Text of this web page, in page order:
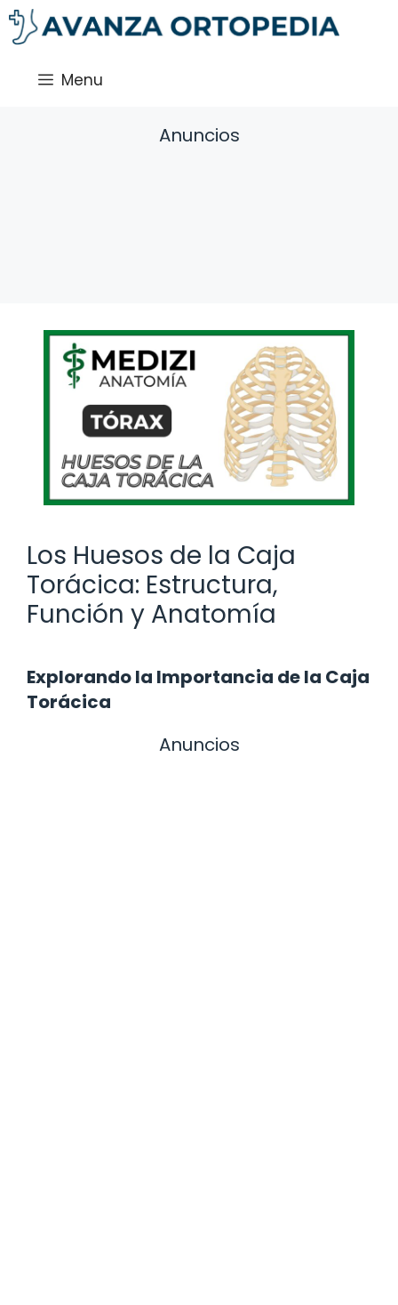
Saltar
al
Menu
Anuncios
Los Huesos de la Caja
Torácica: Estructura,
Función y Anatomía
Explorando la Importancia de la Caja
Torácica
Anuncios